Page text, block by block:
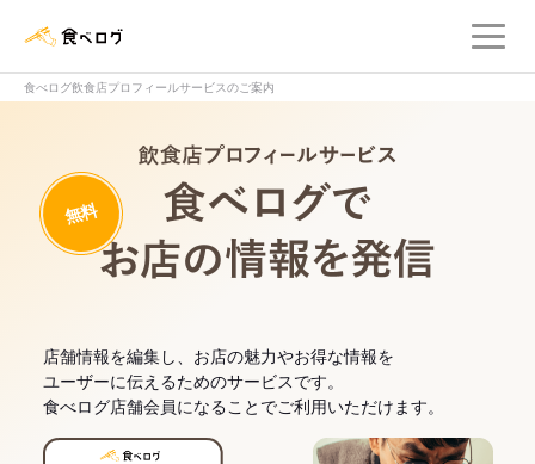
食べログ飲食店プロフィールサービスのご案内
無料
店舗情報を編集し、お店の魅力やお得な情報を
ユーザーに伝えるためのサービスです。
食べログ店舗会員になることでご利用いただけます。